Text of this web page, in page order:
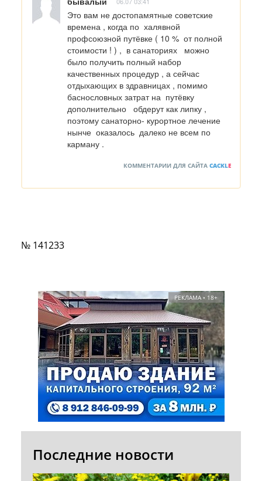
Это вам не достопамятные советские
времена , когда по  халявной
профсоюзной путёвке ( 10 %  от полной
стоимости ! ) ,  в санаториях   можно
было получить полный набор
качественных процедур , а сейчас
отдыхающих в здравницах , помимо
баснословных затрат на  путёвку
дополнительно   обдерут как липку ,
поэтому санаторно- курортное лечение
нынче  оказалось  далеко не всем по
карману .
КОММЕНТАРИИ ДЛЯ САЙТА CACKLE
№ 141233
РЕКЛАМА • 18+
Последние новости